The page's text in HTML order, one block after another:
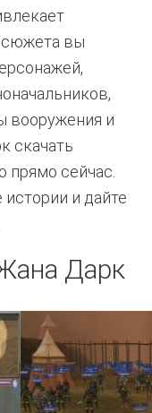
сюжета вы
вооружения и
скачать
сейчас.
и дайте
Дарк